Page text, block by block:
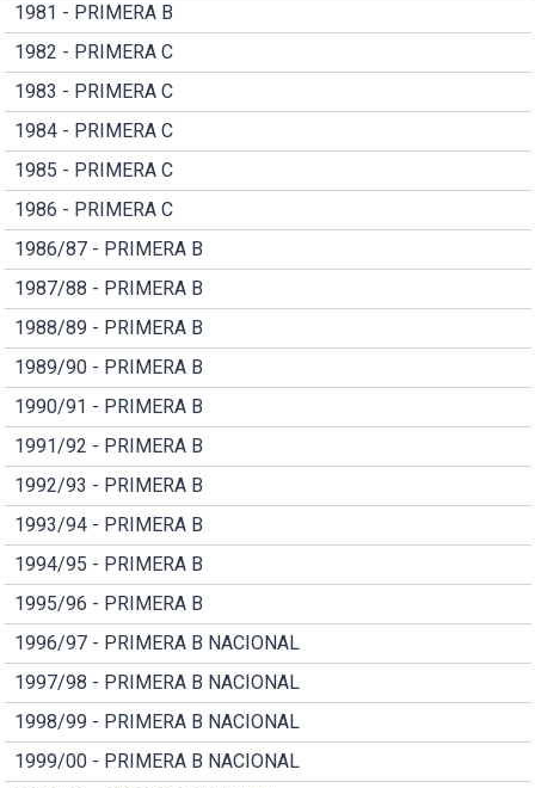
1981 - PRIMERA B
1982 - PRIMERA C
1983 - PRIMERA C
1984 - PRIMERA C
1985 - PRIMERA C
1986 - PRIMERA C
1986/87 - PRIMERA B
1987/88 - PRIMERA B
1988/89 - PRIMERA B
1989/90 - PRIMERA B
1990/91 - PRIMERA B
1991/92 - PRIMERA B
1992/93 - PRIMERA B
1993/94 - PRIMERA B
1994/95 - PRIMERA B
1995/96 - PRIMERA B
1996/97 - PRIMERA B NACIONAL
1997/98 - PRIMERA B NACIONAL
1998/99 - PRIMERA B NACIONAL
1999/00 - PRIMERA B NACIONAL